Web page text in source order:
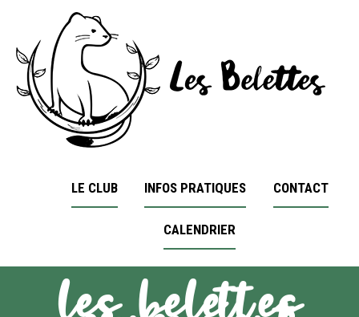
LE CLUB INFOS PRATIQUES CONTACT
CALENDRIER